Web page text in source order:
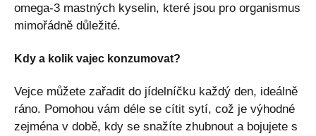
omega-3 mastných kyselin, které jsou pro organismus
mimořádně důležité.
Kdy a kolik vajec konzumovat?
Vejce můžete zařadit do jídelníčku každý den, ideálně
ráno. Pomohou vám déle se cítit sytí, což je výhodné
zejména v době, kdy se snažíte zhubnout a bojujete s